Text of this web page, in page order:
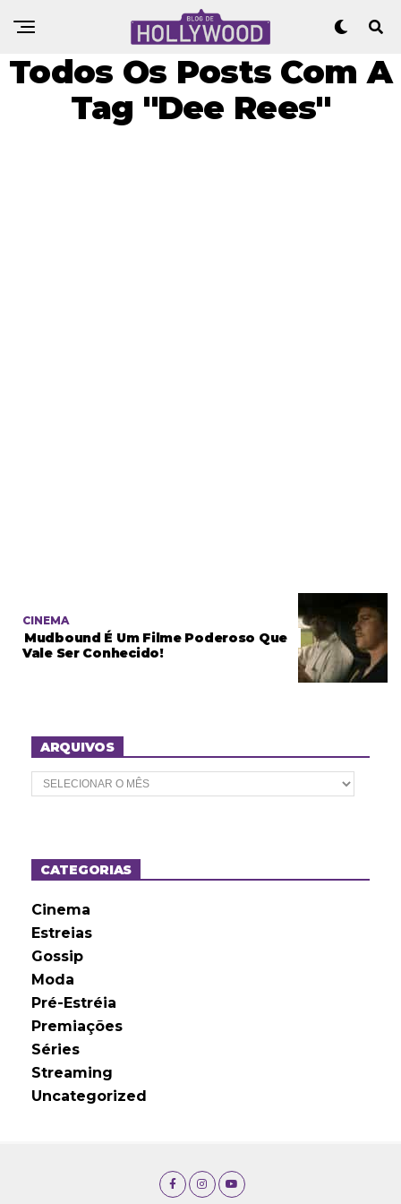
Todos Os Posts Com A
Tag "Dee Rees"
CINEMA
Mudbound É Um Filme Poderoso Que
Vale Ser Conhecido!
ARQUIVOS
A
r
o
sCATEGORIAS
Cinema
Estreias
Gossip
Moda
Pré-Estréia
Premiações
Séries
Streaming
Uncategorized